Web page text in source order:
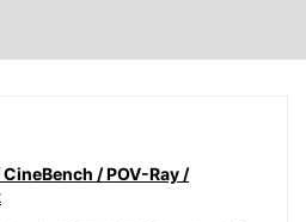
/ POV-Ray /